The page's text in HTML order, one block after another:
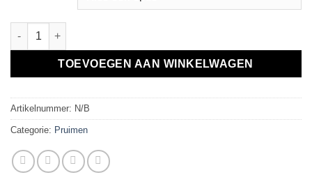
Pruimen, zonder pit aantal
TOEVOEGEN AAN WINKELWAGEN
Artikelnummer: N/B
Categorie: Pruimen